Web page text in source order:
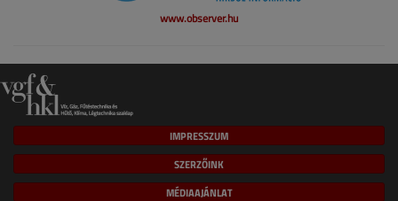
www.observer.hu
IMPRESSZUM
SZERZŐINK
MÉDIAAJÁNLAT